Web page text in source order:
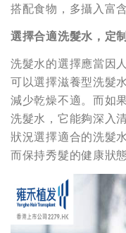
搭配食物，多攝入富
選擇合適洗髮水，定
洗髮水的選擇應當因
可以選擇滋養型洗髮
減少乾燥不適。而如
洗髮水，它能夠深入
狀況選擇適合的洗髮
而保持秀髮的健康狀態